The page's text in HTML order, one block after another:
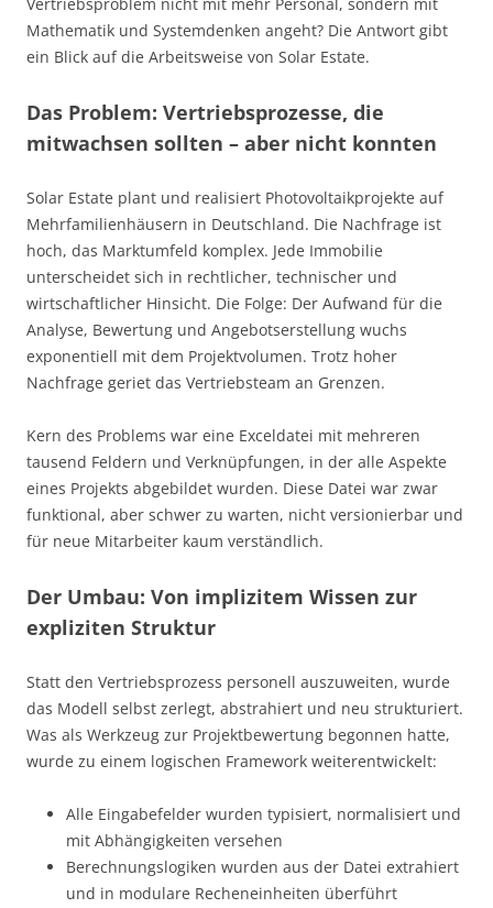
Mathematik und Systemdenken angeht? Die Antwort gibt
ein Blick auf die Arbeitsweise von Solar Estate.
Das Problem: Vertriebsprozesse, die
mitwachsen sollten – aber nicht konnten
Solar Estate plant und realisiert Photovoltaikprojekte auf
Mehrfamilienhäusern in Deutschland. Die Nachfrage ist
hoch, das Marktumfeld komplex. Jede Immobilie
unterscheidet sich in rechtlicher, technischer und
wirtschaftlicher Hinsicht. Die Folge: Der Aufwand für die
Analyse, Bewertung und Angebotserstellung wuchs
exponentiell mit dem Projektvolumen. Trotz hoher
Nachfrage geriet das Vertriebsteam an Grenzen.
Kern des Problems war eine Exceldatei mit mehreren
tausend Feldern und Verknüpfungen, in der alle Aspekte
eines Projekts abgebildet wurden. Diese Datei war zwar
funktional, aber schwer zu warten, nicht versionierbar und
für neue Mitarbeiter kaum verständlich.
Der Umbau: Von implizitem Wissen zur
expliziten Struktur
Statt den Vertriebsprozess personell auszuweiten, wurde
das Modell selbst zerlegt, abstrahiert und neu strukturiert.
Was als Werkzeug zur Projektbewertung begonnen hatte,
wurde zu einem logischen Framework weiterentwickelt:
Alle Eingabefelder wurden typisiert, normalisiert und
mit Abhängigkeiten versehen
Berechnungslogiken wurden aus der Datei extrahiert
und in modulare Recheneinheiten überführt